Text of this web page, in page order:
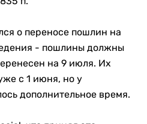
о переносе пошлин на
- пошлины должны
на 9 июля. Их
с 1 июня, но у
дополнительное время.